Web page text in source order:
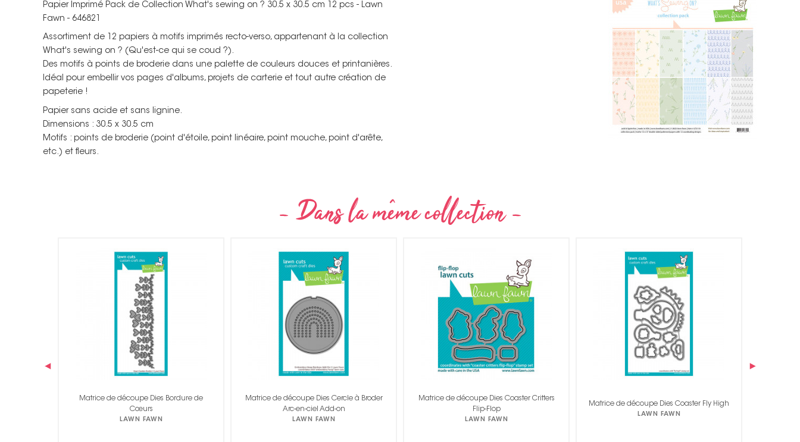
Papier Imprimé Pack de Collection What's sewing on ? 30.5 x 30.5 cm 12 pcs - Lawn
Fawn - 646821
Assortiment de 12 papiers à motifs imprimés recto-verso, appartenant à la collection
What's sewing on ? (Qu'est-ce qui se coud ?).
Des motifs à points de broderie dans une palette de couleurs douces et printanières.
Idéal pour embellir vos pages d'albums, projets de carterie et tout autre création de
papeterie !
Papier sans acide et sans lignine.
Dimensions : 30.5 x 30.5 cm
Motifs : points de broderie (point d'étoile, point linéaire, point mouche, point d'arête,
etc.) et fleurs.
Matrice de découpe Dies Cercle à Broder
Arc-en-ciel Add-on
LAWN FAWN
Matrice de découpe Dies Coaster Critters
Flip-Flop
LAWN FAWN
Matrice de découpe Dies Coaster Fly High
LAWN FAWN
Matrice de découpe Dies Coaster How you
bean ? Boutons add-on
‹ ›